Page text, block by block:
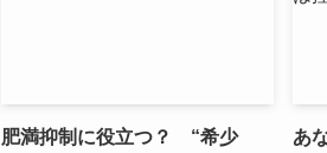
肥満抑制に役立つ？ “希少
あ